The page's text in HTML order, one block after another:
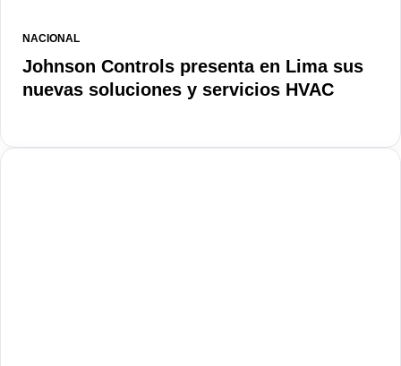
NACIONAL
Johnson Controls presenta en Lima sus
nuevas soluciones y servicios HVAC